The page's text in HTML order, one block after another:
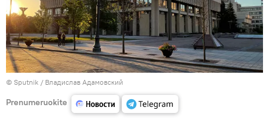
© Sputnik / Владислав Адамовский
Prenumeruokite